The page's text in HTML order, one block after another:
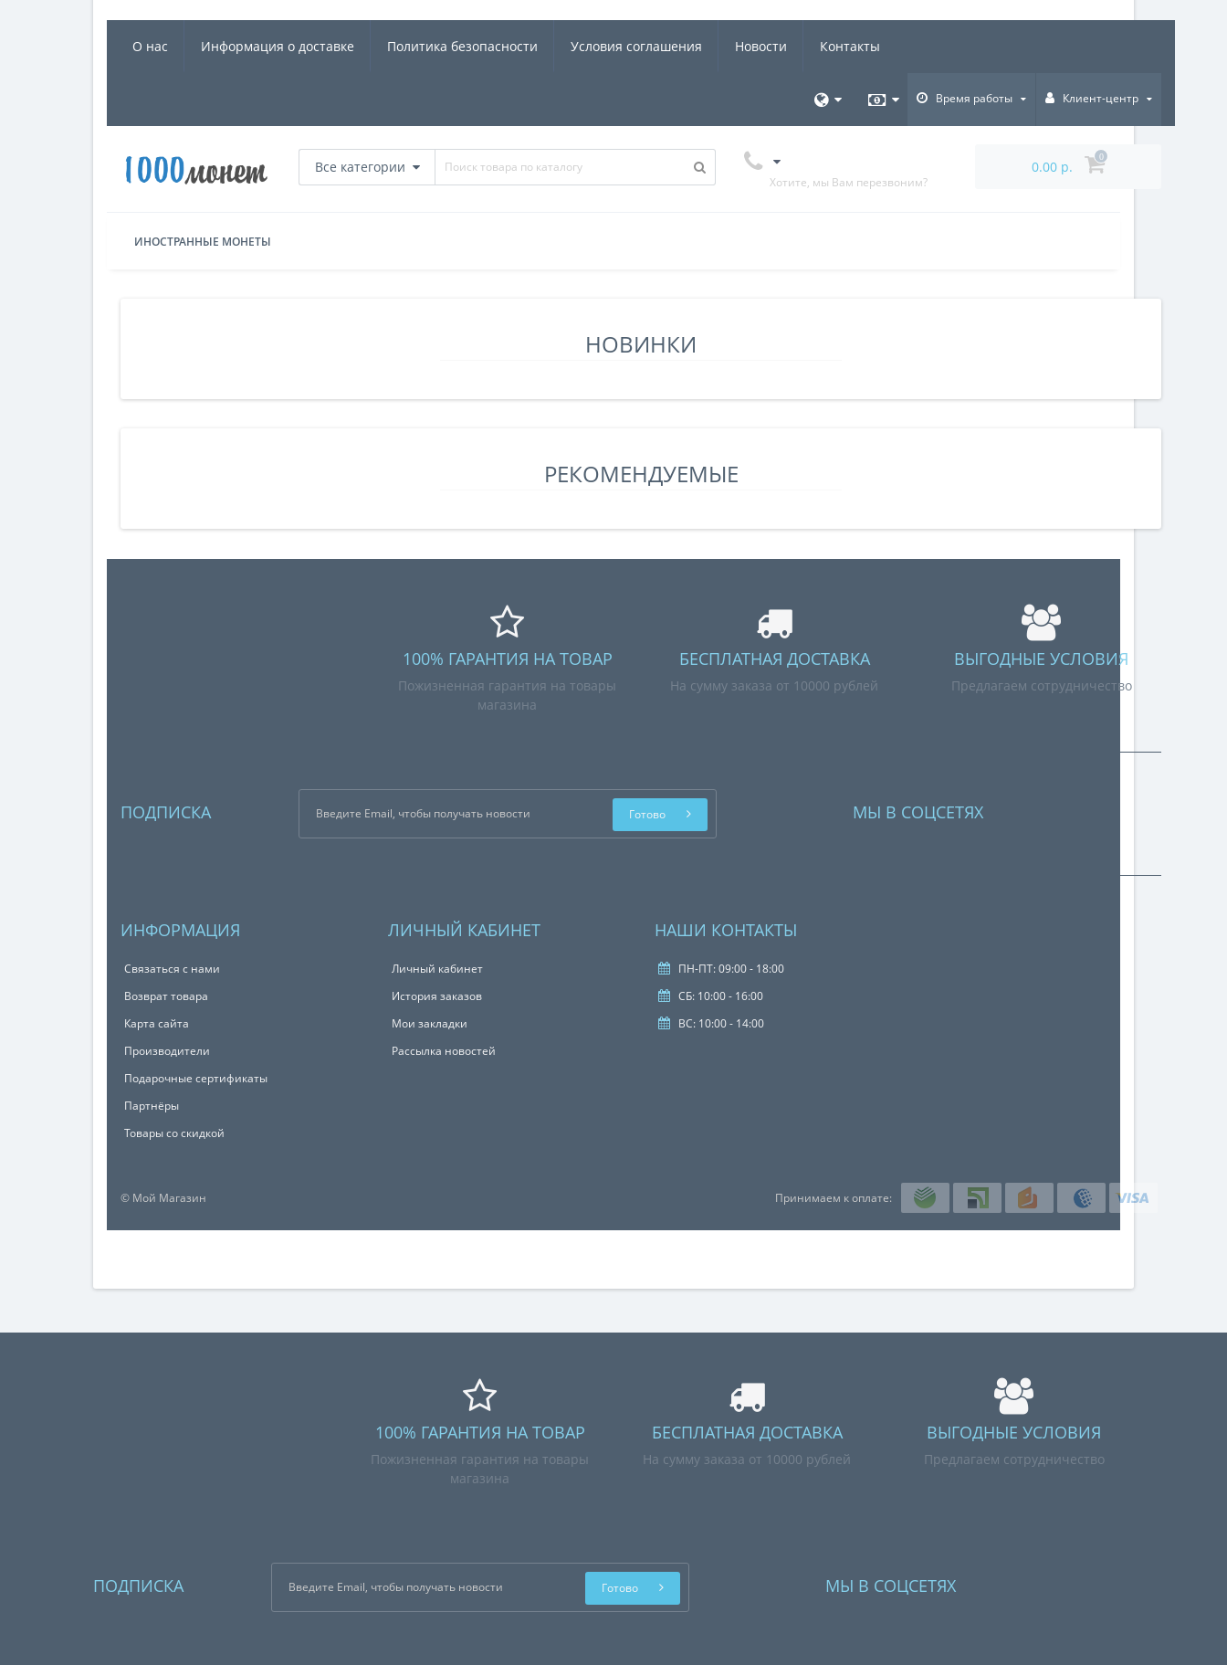
О нас Информация о доставке Политика безопасности Условия соглашения Новости Контакты
Время работы Клиент-центр
Все категории
Хотите, мы Вам перезвоним?
0.00 р.
0
ИНОСТРАННЫЕ МОНЕТЫ
НОВИНКИ
РЕКОМЕНДУЕМЫЕ
100% ГАРАНТИЯ НА ТОВАР
Пожизненная гарантия на товары
магазина
БЕСПЛАТНАЯ ДОСТАВКА
На сумму заказа от 10000 рублей
ВЫГОДНЫЕ УСЛОВИЯ
Предлагаем сотрудничество
ПОДПИСКА Готово МЫ В СОЦСЕТЯХ
ИНФОРМАЦИЯ
Связаться с нами
Возврат товара
Карта сайта
Производители
Подарочные сертификаты
Партнёры
Товары со скидкой
ЛИЧНЫЙ КАБИНЕТ
Личный кабинет
История заказов
Мои закладки
Рассылка новостей
НАШИ КОНТАКТЫ
ПН-ПТ: 09:00 - 18:00
СБ: 10:00 - 16:00
ВС: 10:00 - 14:00
© Мой Магазин Принимаем к оплате:
100% ГАРАНТИЯ НА ТОВАР
Пожизненная гарантия на товары
магазина
БЕСПЛАТНАЯ ДОСТАВКА
На сумму заказа от 10000 рублей
ВЫГОДНЫЕ УСЛОВИЯ
Предлагаем сотрудничество
ПОДПИСКА Готово МЫ В СОЦСЕТЯХ